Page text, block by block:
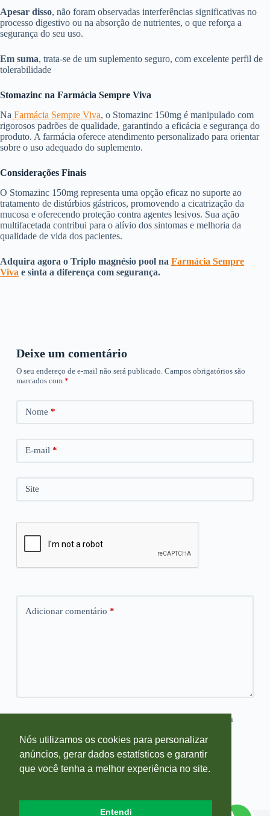
Apesar disso, não foram observadas interferências significativas no
processo digestivo ou na absorção de nutrientes, o que reforça a
segurança do seu uso.
Em suma, trata-se de um suplemento seguro, com excelente perfil de
tolerabilidade
Stomazinc na Farmácia Sempre Viva
Na Farmácia Sempre Viva, o Stomazinc 150mg é manipulado com
rigorosos padrões de qualidade, garantindo a eficácia e segurança do
produto. A farmácia oferece atendimento personalizado para orientar
sobre o uso adequado do suplemento.
Considerações Finais
O Stomazinc 150mg representa uma opção eficaz no suporte ao
tratamento de distúrbios gástricos, promovendo a cicatrização da
mucosa e oferecendo proteção contra agentes lesivos. Sua ação
multifacetada contribui para o alívio dos sintomas e melhoria da
qualidade de vida dos pacientes.
Adquira agora o Triplo magnésio pool na Farmácia Sempre
Viva e sinta a diferença com segurança.
Deixe um comentário
O seu endereço de e-mail não será publicado. Campos obrigatórios são
marcados com *
Nome *
E-mail*
Site
Adicionar comentário *
Salvar meus dados neste navegador para a próxima vez que eu
Publicar comentário
Nós utilizamos os cookies para personalizar
anúncios, gerar dados estatísticos e garantir
que você tenha a melhor experiência no site.
Entendi